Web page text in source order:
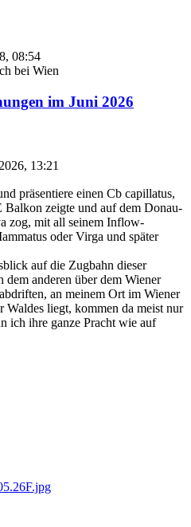
08:54
bei Wien
im Juni 2026
13:21
präsentiere einen Cb capillatus,
Balkon zeigte und auf dem Donau-
zog, mit all seinem Inflow-
oder Virga und später
auf die Zugbahn dieser
dem anderen über dem Wiener
an meinem Ort im Wiener
Waldes liegt, kommen da meist nur
ich ihre ganze Pracht wie auf